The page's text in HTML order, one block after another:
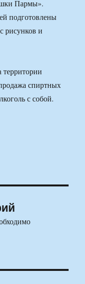
Пармы».
подготовлены
рисунков и
спиртных
с собой.